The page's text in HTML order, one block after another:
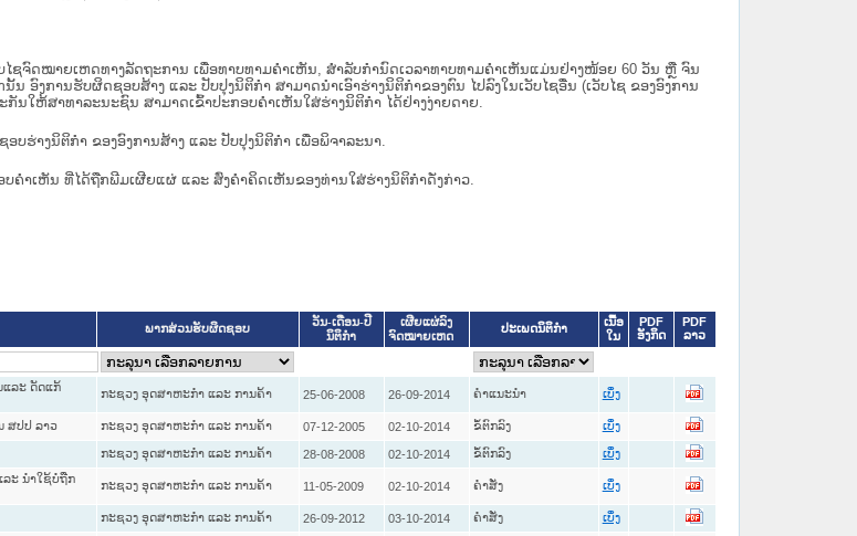
ຊຈົດໝາຍເຫດທາງລັດຖະການ ເພື່ອທາບທາມຄຳເຫັນ, ສໍາລັບກໍານົດເວລາທາບທາມຄໍາເຫັນແມ່ນຢ່າງໜ້ອຍ 60 ວັນ ຫຼື ຈົນ
ງການຮັບຜິດຊອບສ້າງ ແລະ ປັບປຸງນິຕິກໍາ ສາມາດນຳເອົາຮ່າງນິຕິກຳຂອງຕົນ ໄປລົງໃນ​ເວັບ​ໄຊ​ອື່ນ (ເວັບ​ໄຊ​ ຂອງອົງການ
ໃຫ້ສາທາລະນະຊົນ ສາມາດເຂົ້າປະກອບຄໍາເຫັນໃສ່ຮ່າງນິຕິກຳ ໄດ້ຢ່າງງ່າຍດາຍ.
າງນິຕິກຳ ຂອງອົງການສ້າງ ແລະ ປັບປຸງນິຕິກຳ ເພື່ອພິຈາລະນາ.
ຄຳເຫັນ ທີ່ໄດ້ຖືກພີມເຜີຍແຜ່ ແລະ ສົ່ງຄຳຄິດເຫັນຂອງທ່ານໃສ່ຮ່າງນິຕິກຳດັ່ງກ່າວ.
ພາກສ່ວນຮັບຜິດຊອບ
ວັນ-ເດືອນ-ປີ
ນິຕິກໍາ
ເຜີຍແຜ່ລົງ
ຈົດໝາຍເຫດ
ປະເພດນິຕິກຳ
ເນື້ອ
ໃນ
PDF
ອັງກິດ
PDF
ລາວ
ແລະ ດັດແກ້
ກະຊວງ ອຸດສາຫະກຳ ແລະ ການຄ້າ 25-06-2008 26-09-2014 ຄໍາແນະນໍາ ເບິ່ງ
ສປປ ລາວ ກະຊວງ ອຸດສາຫະກຳ ແລະ ການຄ້າ 07-12-2005 02-10-2014 ຂໍ້ຕົກລົງ ເບິ່ງ
ກະຊວງ ອຸດສາຫະກຳ ແລະ ການຄ້າ 28-08-2008 02-10-2014 ຂໍ້ຕົກລົງ ເບິ່ງ
ະ ນຳໃຊ້ບໍ່ຖືກ
ກະຊວງ ອຸດສາຫະກຳ ແລະ ການຄ້າ 11-05-2009 02-10-2014 ຄໍາສັ່ງ ເບິ່ງ
ກະຊວງ ອຸດສາຫະກຳ ແລະ ການຄ້າ 26-09-2012 03-10-2014 ຄໍາສັ່ງ ເບິ່ງ